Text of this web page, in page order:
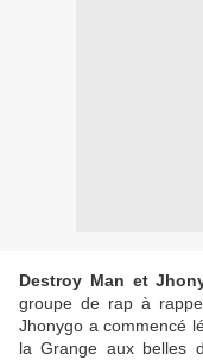
Destroy Man et
groupe de rap à
Jhonygo a commencé
la Grange aux belles